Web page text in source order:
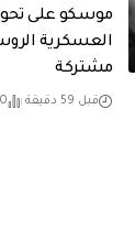
موسكو على
العسكرية
مشتركة
قبل 59 دقيقة 10